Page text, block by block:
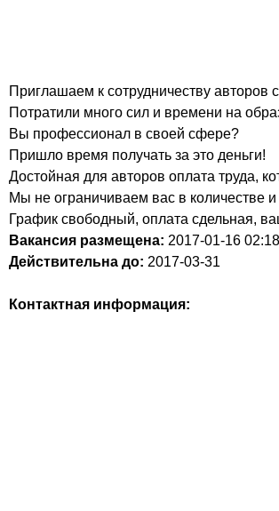
Приглашаем к сотрудничеству авторов
Потратили много сил и времени на
Вы профессионал в своей сфере?
Пришло время получать за это деньги!
Достойная для авторов оплата труда,
Мы не ограничиваем вас в количестве
График свободный, оплата сдельная,
Вакансия размещена: 2017-01-16
Действительна до: 2017-03-31
Контактная информация: